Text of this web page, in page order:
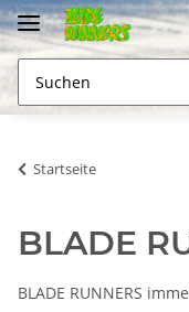
Startseite
BLADE
BLADE RUNNERS